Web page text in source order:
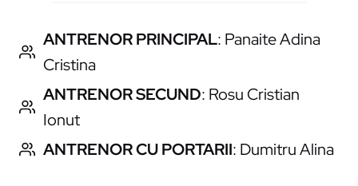
ANTRENOR PRINCIPAL: Panaite Adina
Cristina
ANTRENOR SECUND: Rosu Cristian
Ionut
ANTRENOR CU PORTARII: Dumitru Alina